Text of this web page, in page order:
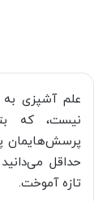
علم آشپزی
نیست، که
پرسش‌هایمان
حداقل
تازه آموخت.